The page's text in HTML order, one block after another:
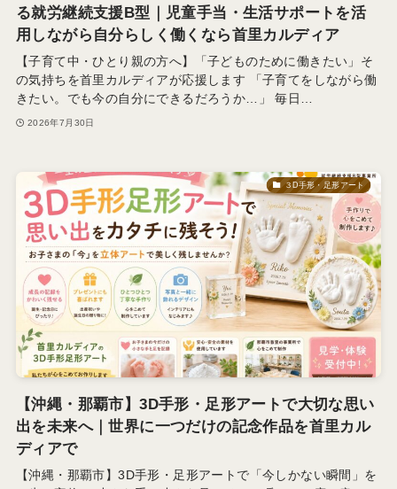
る就労継続支援B型｜児童手当・生活サポートを活
用しながら自分らしく働くなら首里カルディア
【子育て中・ひとり親の方へ】「子どものために働きたい」そ
の気持ちを首里カルディアが応援します 「子育てをしながら働
きたい。でも今の自分にできるだろうか…」 毎日…
2026年7月30日
３D手形・足形アート
【沖縄・那覇市】3D手形・足形アートで大切な思い
出を未来へ｜世界に一つだけの記念作品を首里カル
ディアで
【沖縄・那覇市】3D手形・足形アートで「今しかない瞬間」を